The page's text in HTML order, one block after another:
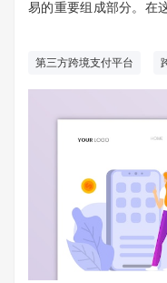
易的重要组成部分。在
决方法，并且在推动国
了重要作用。
第三方跨境支付平台